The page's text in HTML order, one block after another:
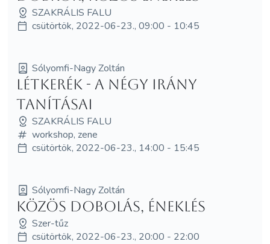
SZAKRÁLIS FALU
csütörtök, 2022-06-23., 09:00 - 10:45
Sólyomfi-Nagy Zoltán
Létkerék - a négy irány
tanításai
SZAKRÁLIS FALU
workshop, zene
csütörtök, 2022-06-23., 14:00 - 15:45
Sólyomfi-Nagy Zoltán
Közös dobolás, éneklés
Szer-tűz
csütörtök, 2022-06-23., 20:00 - 22:00